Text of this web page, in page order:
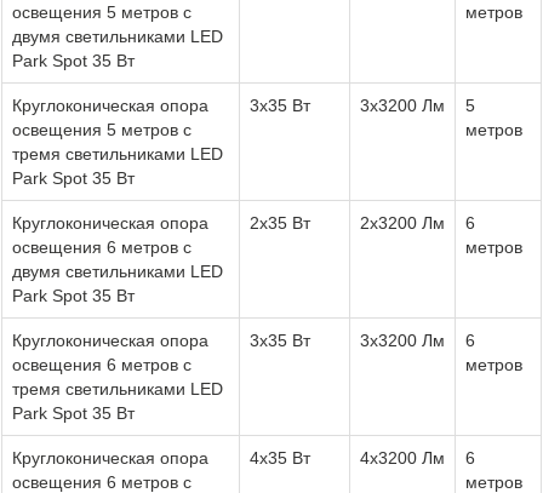
освещения 5 метров с
двумя светильниками LED
Park Spot 35 Вт
метров
Круглоконическая опора
освещения 5 метров с
тремя светильниками LED
Park Spot 35 Вт
3x35 Вт 3х3200 Лм
5
метров
Круглоконическая опора
освещения 6 метров с
двумя светильниками LED
Park Spot 35 Вт
2x35 Вт 2х3200 Лм
6
метров
Круглоконическая опора
освещения 6 метров с
тремя светильниками LED
Park Spot 35 Вт
3x35 Вт 3х3200 Лм
6
метров
Круглоконическая опора
освещения 6 метров с
4x35 Вт 4х3200 Лм
6
метров